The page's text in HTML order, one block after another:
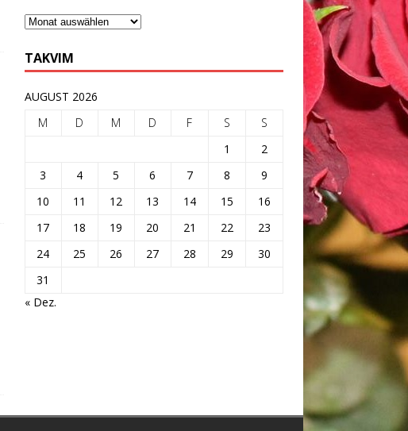
TAKVIM
AUGUST 2026
M
D M D F S
S
1
2
3
4 5 6 7 8
9
10
11 12 13 14 15
16
17
18 19 20 21 22
23
24
25 26 27 28 29
30
31
« Dez.